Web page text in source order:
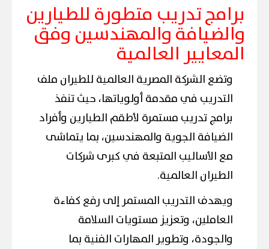
برامج تدريب متطورة للطيارين
والضيافة والمهندسين وفق
المعايير العالمية
وتضع الشركة المصرية العالمية للطيران ملف
التدريب في مقدمة أولوياتها، حيث تنفذ
برامج تدريب مستمرة لأطقم الطيارين وأفراد
الضيافة الجوية والمهندسين، بما يتماشى
مع الأساليب المتبعة في كبرى شركات
الطيران العالمية.
ويهدف التدريب المستمر إلى رفع كفاءة
العاملين، وتعزيز مستويات السلامة
والجودة، وتطوير المهارات الفنية بما